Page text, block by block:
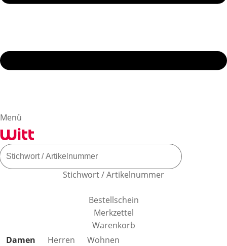
Menü
Stichwort / Artikelnummer
Bestellschein
Merkzettel
Warenkorb
Produktkategorien überspringen
Damen Herren
Wohnen